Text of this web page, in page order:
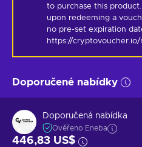
to purchase this
upon redeeming a
no pre-set expiration
https://
Doporučené nabídky
Doporučená nabídka
Ověřeno Eneba
446,83 US$